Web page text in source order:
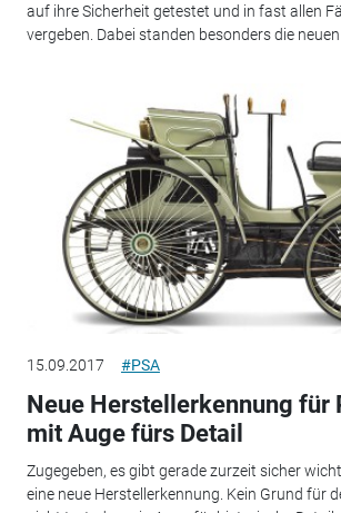
auf ihre Sicherheit getestet und in fast allen
vergeben. Dabei standen besonders die neuen
15.09.2017 #PSA
Neue Herstellerkennung für
mit Auge fürs Detail
Zugegeben, es gibt gerade zurzeit sicher
eine neue Herstellerkennung. Kein Grund für